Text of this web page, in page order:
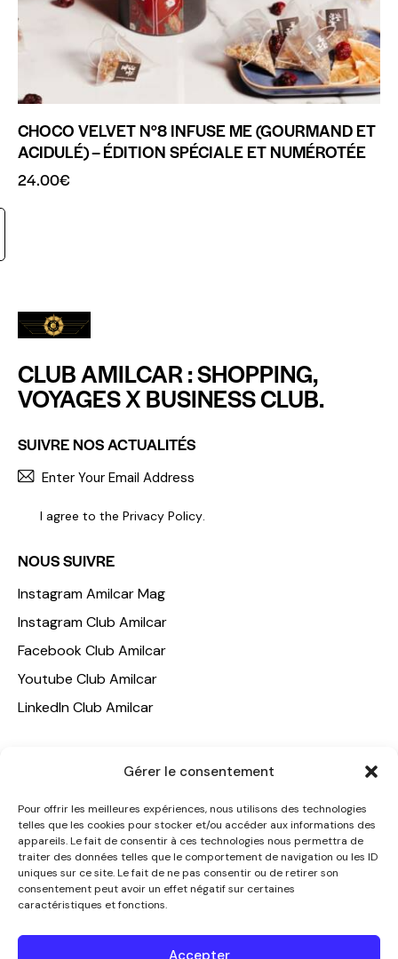
Gérer le consentement
Pour offrir les meilleures expériences, nous utilisons des technologies
telles que les cookies pour stocker et/ou accéder aux informations des
appareils. Le fait de consentir à ces technologies nous permettra de
traiter des données telles que le comportement de navigation ou les ID
uniques sur ce site. Le fait de ne pas consentir ou de retirer son
consentement peut avoir un effet négatif sur certaines
caractéristiques et fonctions.
Accepter
CHOCO VELVET N°8 INFUSE ME (GOURMAND ET
ACIDULÉ) – ÉDITION SPÉCIALE ET NUMÉROTÉE
24.00€
CLUB AMILCAR : SHOPPING,
VOYAGES X BUSINESS CLUB.
SUIVRE NOS ACTUALITÉS
I agree to the Privacy Policy.
NOUS SUIVRE
Instagram Amilcar Mag
Instagram Club Amilcar
Facebook Club Amilcar
Youtube Club Amilcar
LinkedIn Club Amilcar
AMILCAR TRAVEL CLUB
CLUB AMILCAR, Club d'affaires international
AGENCE MEDIANE
CONTACT
NOUS CONTACTER